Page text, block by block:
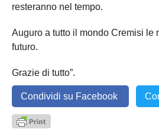
resteranno nel tempo.
Auguro a tutto il mondo Cremisi le
futuro.
Grazie di tutto”.
Condividi su Facebook